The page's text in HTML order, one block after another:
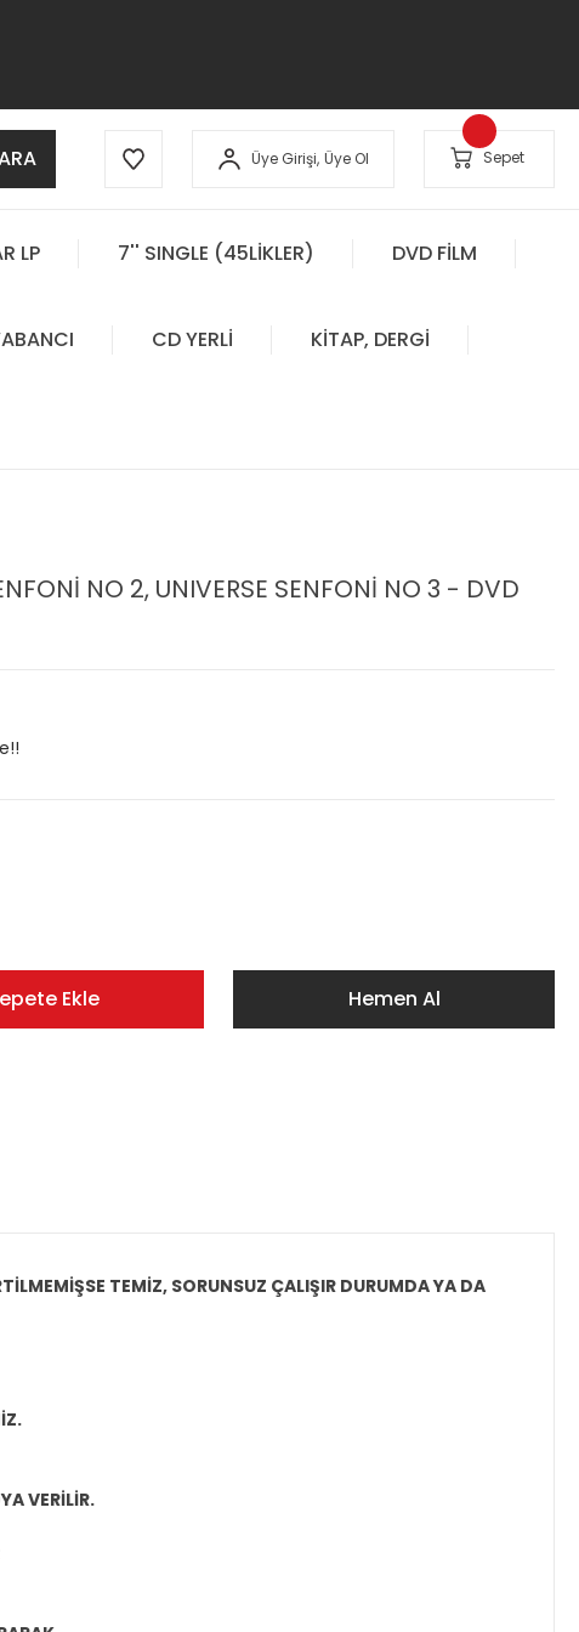
Üye Girişi, Üye Ol Sepet
LP 7'' SINGLE (45LİKLER) DVD FİLM
CD YERLİ KİTAP, DERGİ
NO 2, UNIVERSE SENFONİ NO 3 - DVD
Ekle Hemen Al
TEMİZ, SORUNSUZ ÇALIŞIR DURUMDA YA DA
VERİLİR.